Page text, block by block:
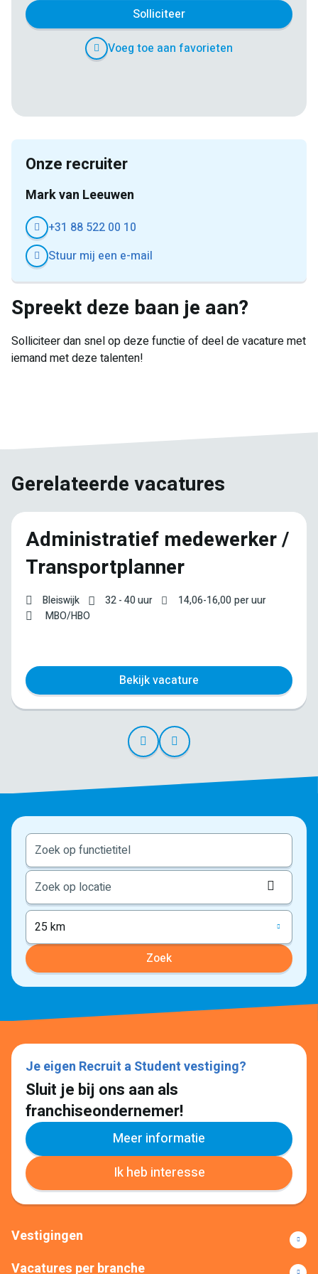
Solliciteer
Voeg toe aan favorieten
Onze recruiter
Mark van Leeuwen
+31 88 522 00 10
Stuur mij een e-mail
Spreekt deze baan je aan?
Solliciteer dan snel op deze functie of deel de vacature met
iemand met deze talenten!
Gerelateerde vacatures
Administratief medewerker /
Transportplanner
Bleiswijk 32 - 40 uur 14,06-16,00per uur
MBO/HBO
Bekijk vacature
25 km
Zoek
Je eigen Recruit a Student vestiging?
Sluit je bij ons aan als
franchiseondernemer!
Meer informatie
Ik heb interesse
Vestigingen
Vacatures per branche